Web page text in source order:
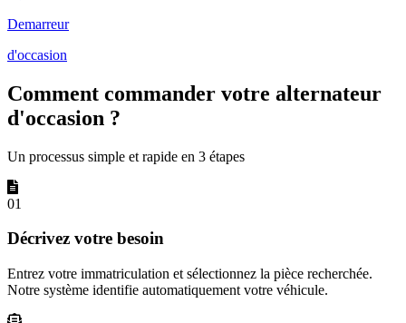
Demarreur
d'occasion
Comment commander votre alternateur
d'occasion ?
Un processus simple et rapide en 3 étapes
01
Décrivez votre besoin
Entrez votre immatriculation et sélectionnez la pièce recherchée.
Notre système identifie automatiquement votre véhicule.